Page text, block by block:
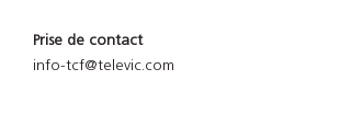
Prise de contact
info-tcf@televic.com